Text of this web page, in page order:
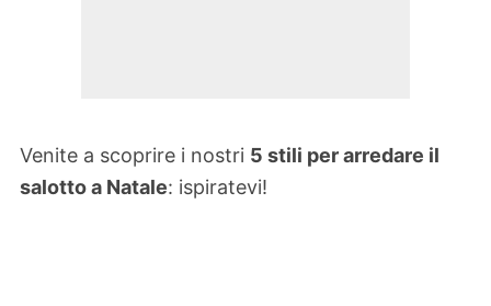
Venite a scoprire i nostri 5 stili per arredare il
salotto a Natale: ispiratevi!